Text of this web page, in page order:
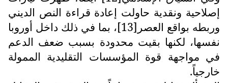
إصلاحية ونقدية حاولت إعادة قراءة النص الديني
وربطه بواقع العصر[13]، بما في ذلك داخل أوروبا
نفسها، لكنها بقيت محدودة بسبب ضعف الدعم
في مواجهة قوة المؤسسات التقليدية الممولة
خارجياً.